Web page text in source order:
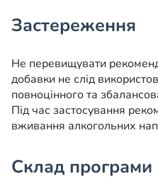
Застереження
Не перевищувати
добавки не слід
повноцінного та
Під час застосування
вживання алкогольних
Склад програми